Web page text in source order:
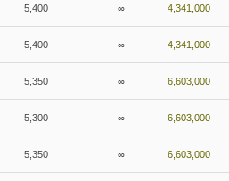
5,400 ∞ 4,341,000
5,400 ∞ 4,341,000
5,350 ∞ 6,603,000
5,300 ∞ 6,603,000
5,350 ∞ 6,603,000